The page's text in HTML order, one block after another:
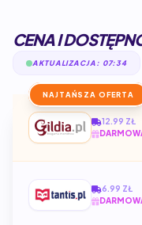
CENA I
AKTUALIZACJA: 07:34
NAJTAŃSZA OFERTA
12.99 ZŁ
6.99 ZŁ